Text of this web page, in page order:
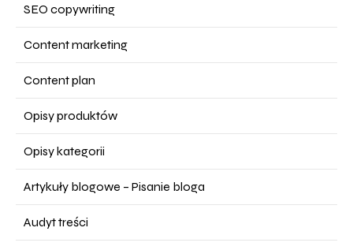
SEO copywriting
Content marketing
Content plan
Opisy produktów
Opisy kategorii
Artykuły blogowe – Pisanie bloga
Audyt treści